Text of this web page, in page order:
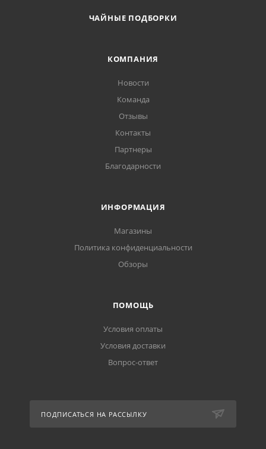
ЧАЙНЫЕ ПОДБОРКИ
КОМПАНИЯ
Новости
Команда
Отзывы
Контакты
Партнеры
Благодарности
ИНФОРМАЦИЯ
Магазины
Политика конфиденциальности
Обзоры
ПОМОЩЬ
Условия оплаты
Условия доставки
Вопрос-ответ
ПОДПИСАТЬСЯ НА РАССЫЛКУ